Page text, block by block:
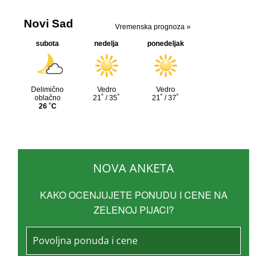
NOVA ANKETA
KAKO OCENJUJETE PONUDU I CENE NA
ZELENOJ PIJACI?
Povoljna ponuda i cene